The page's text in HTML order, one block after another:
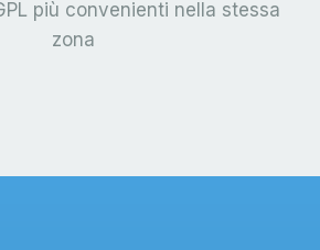
più convenienti nella stessa
zona